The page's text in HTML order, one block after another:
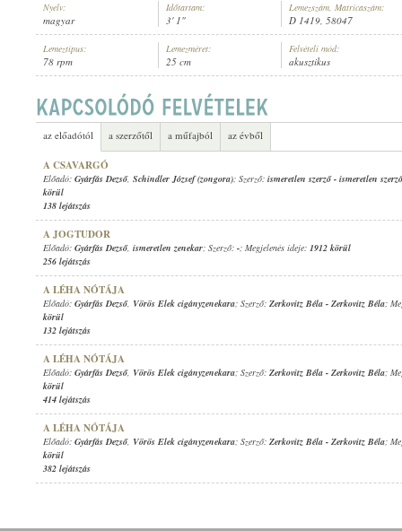
GYÁRFÁS DEZSŐ ISMERETLEN ZENEKAR
Nyelv:
magyar
Időtartam:
3' 1"
Lemezszám, Matricaszám:
D 1419, 58047
Lemeztípus:
78 rpm
Lemezméret:
25 cm
Felvételi mód:
akusztikus
az előadótól a szerzőtől a műfajból az évből
A CSAVARGÓ
Előadó: Gyárfás Dezső, Schindler József (zongora); Szerző: ismeretlen szerző- ismeretlen szerző
körül
138 lejátszás
A JOGTUDOR
Előadó: Gyárfás Dezső, ismeretlen zenekar; Szerző: -; Megjelenés ideje: 1912 körül
256 lejátszás
A LÉHA NÓTÁJA
Előadó: Gyárfás Dezső, Vörös Elek cigányzenekara; Szerző: Zerkovitz Béla - Zerkovitz Béla;
körül
132 lejátszás
A LÉHA NÓTÁJA
Előadó: Gyárfás Dezső, Vörös Elek cigányzenekara; Szerző: Zerkovitz Béla - Zerkovitz Béla;
körül
414 lejátszás
A LÉHA NÓTÁJA
Előadó: Gyárfás Dezső, Vörös Elek cigányzenekara; Szerző: Zerkovitz Béla - Zerkovitz Béla;
körül
382 lejátszás